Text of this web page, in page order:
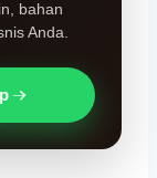
bahan
Anda.